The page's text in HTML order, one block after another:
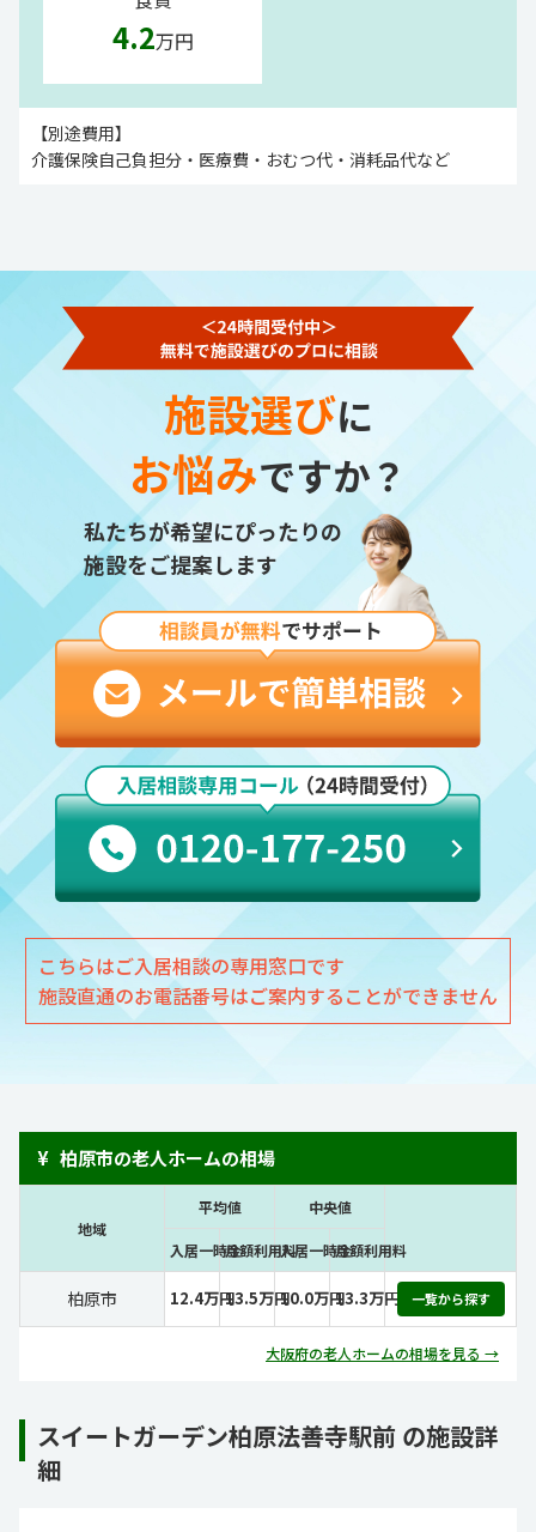
4.2万円
【別途費用】
介護保険自己負担分・医療費・おむつ代・消耗品代など
施設選びに
お悩みですか？
私たちが希望にぴったりの
施設をご提案します
こちらはご入居相談の専用窓口です
施設直通のお電話番号はご案内することができません
¥ 柏原市の老人ホームの相場
地域
平均値 中央値
入居一時金月額利用料入居一時金月額利用料
柏原市 12.4万円13.5万円10.0万円13.3万円 一覧から探す
大阪府の老人ホームの相場を見る →
スイートガーデン柏原法善寺駅前 の施設詳
細